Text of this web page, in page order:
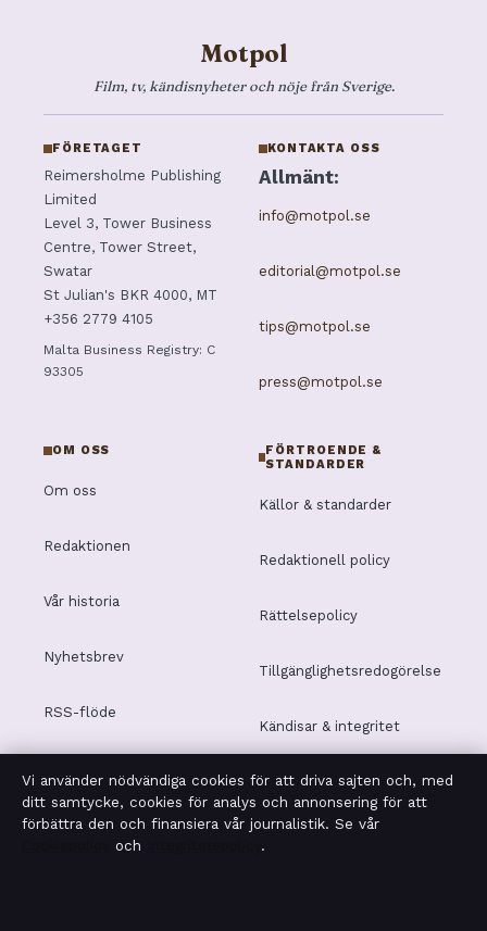
Motpol
Film, tv, kändisnyheter och nöje från Sverige.
FÖRETAGET
Reimersholme Publishing
Limited
Level 3, Tower Business
Centre, Tower Street,
Swatar
St Julian's BKR 4000, MT
+356 2779 4105
Malta Business Registry: C
93305
KONTAKTA OSS
Allmänt:
info@motpol.se
editorial@motpol.se
tips@motpol.se
press@motpol.se
OM OSS
Om oss
Redaktionen
Vår historia
Nyhetsbrev
RSS-flöde
FÖRTROENDE &
STANDARDER
Källor & standarder
Redaktionell policy
Rättelsepolicy
Tillgänglighetsredogörelse
Kändisar & integritet
Integritetspolicy
Vi använder nödvändiga cookies för att driva sajten och, med
ditt samtycke, cookies för analys och annonsering för att
förbättra den och finansiera vår journalistik. Se vår
och .